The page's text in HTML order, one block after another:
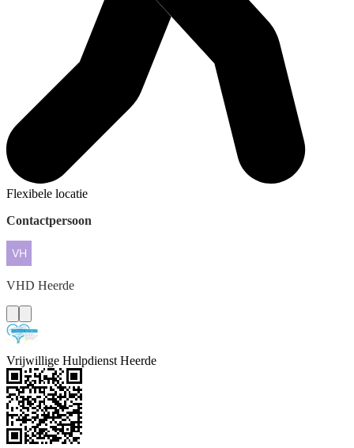
Flexibele locatie
Contactpersoon
VHD Heerde
Vrijwillige Hulpdienst Heerde